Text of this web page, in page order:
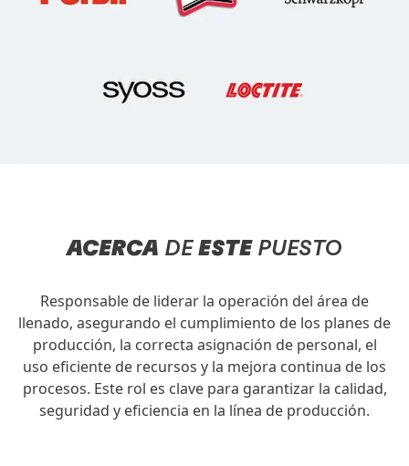
ACERCA DE ESTE PUESTO
Responsable de liderar la operación del área de
llenado, asegurando el cumplimiento de los planes de
producción, la correcta asignación de personal, el
uso eficiente de recursos y la mejora continua de los
procesos. Este rol es clave para garantizar la calidad,
seguridad y eficiencia en la línea de producción.